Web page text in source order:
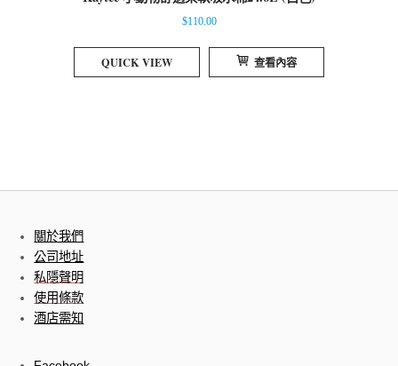
$110.00
QUICK VIEW 查看內容
關於我們
公司地址
私隱聲明
使用條款
酒店需知